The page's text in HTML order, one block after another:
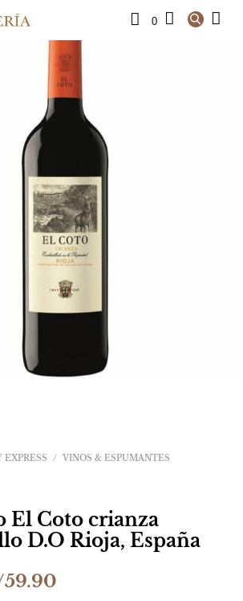
0
/ VINOS & ESPUMANTES
El Coto crianza
D.O Rioja, España
59.90